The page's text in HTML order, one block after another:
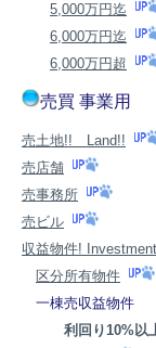
5,000万円迄
6,000万円迄
6,000万円超
売買 事業用
売土地!! Land!!
売店舗
売事務所
売ビル
収益物件!
区分所有物件
一棟売収益物件
利回り10%以